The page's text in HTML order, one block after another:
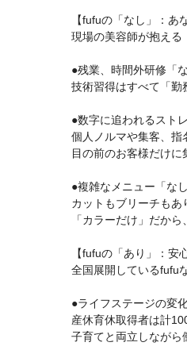
【fufuの「なし」：あ
現場の美容師が抱える
●残業、時間外研修「な
技術習得はすべて「勤
●数字に追われるスト
個人ノルマや集客、指
目の前のお客様だけに
●複雑なメニュー「なし
カットもブリーチもあ
「カラーだけ」だか
【fufuの「あり」：安
全国展開しているfufu
●ライフステージの変
産休育休取得者は計
子育てと両立しながら